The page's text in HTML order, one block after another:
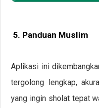
5. Panduan Muslim
Aplikasi ini
tergolong lengkap,
yang ingin sholat tepat